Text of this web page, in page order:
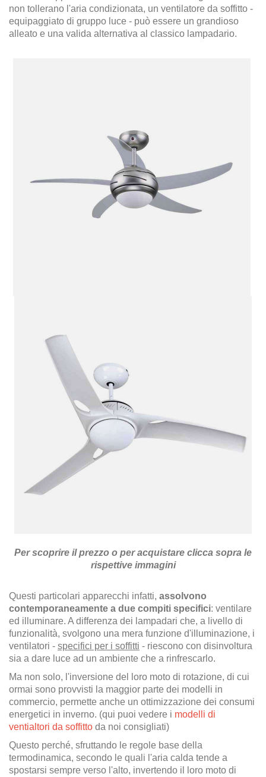
non tollerano l'aria condizionata, un ventilatore da soffitto -
equipaggiato di gruppo luce - può essere un grandioso
alleato e una valida alternativa al classico lampadario.
Per scoprire il prezzo o per acquistare clicca sopra le
rispettive immagini
Questi particolari apparecchi infatti, assolvono
contemporaneamente a due compiti specifici: ventilare
ed illuminare. A differenza dei lampadari che, a livello di
funzionalità, svolgono una mera funzione d'illuminazione, i
ventilatori - specifici per i soffitti - riescono con disinvoltura
sia a dare luce ad un ambiente che a rinfrescarlo.
Ma non solo, l'inversione del loro moto di rotazione, di cui
ormai sono provvisti la maggior parte dei modelli in
commercio, permette anche un ottimizzazione dei consumi
energetici in inverno. (qui puoi vedere i modelli di
ventialtori da soffitto da noi consigliati)
Questo perché, sfruttando le regole base della
termodinamica, secondo le quali l'aria calda tende a
spostarsi sempre verso l'alto, invertendo il loro moto di